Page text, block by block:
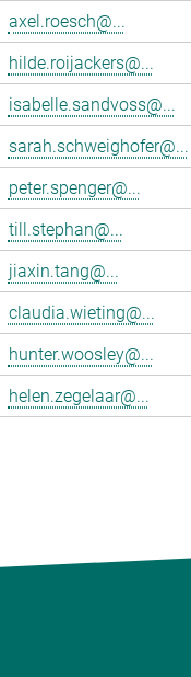
axel.roesch@...
hilde.roijackers@...
isabelle.sandvoss@...
sarah.schweighofer@...
peter.spenger@...
till.stephan@...
jiaxin.tang@...
claudia.wieting@...
hunter.woosley@...
helen.zegelaar@...